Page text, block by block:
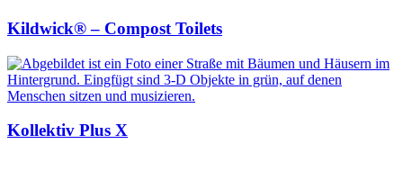
Kildwick® – Compost Toilets
Kollektiv Plus X